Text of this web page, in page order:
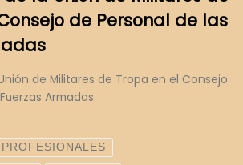
de Personal de las
de Militares de Tropa en el Consejo
Armadas